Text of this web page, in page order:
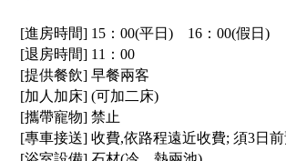
[進房時間] 15：00(平日) 16：00(假日)
[退房時間] 11：00
[提供餐飲] 早餐兩客
[加人加床] (可加二床)
[攜帶寵物] 禁止
[專車接送] 收費,依路程遠近收費; 須3日